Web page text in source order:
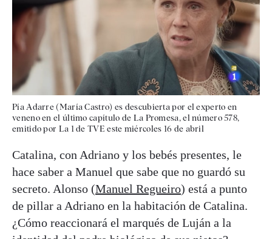
Pía Adarre (María Castro) es descubierta por el experto en
veneno en el último capítulo de La Promesa, el número 578,
emitido por La 1 de TVE este miércoles 16 de abril
Catalina, con Adriano y los bebés presentes, le
hace saber a Manuel que sabe que no guardó su
secreto. Alonso (Manuel Regueiro) está a punto
de pillar a Adriano en la habitación de Catalina.
¿Cómo reaccionará el marqués de Luján a la